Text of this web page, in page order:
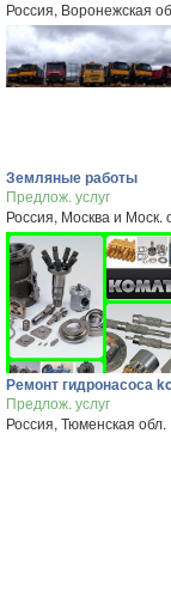
Россия, Воронежская
Земляные работы
Предлож. услуг
Россия, Москва и Моск.
Ремонт гидронасоса
Предлож. услуг
Россия, Тюменская обл.